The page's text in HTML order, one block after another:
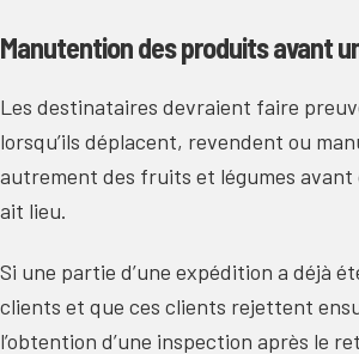
Manutention des produits avant
Les destinataires devraient faire
lorsqu’ils déplacent, revendent ou
autrement des fruits et légumes avant
ait lieu.
Si une partie d’une expédition a déjà
clients et que ces clients rejettent
l’obtention d’une inspection après le